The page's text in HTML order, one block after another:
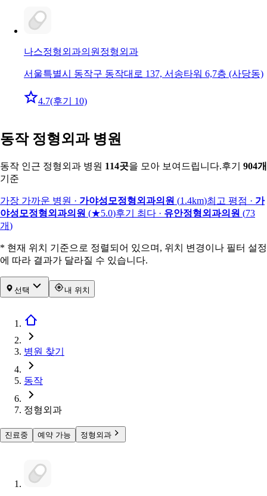
나스정형외과의원 정형외과
서울특별시 동작구 동작대로 137, 서송타워 6,7층 (사당동)
4.7(후기 10)
동작 정형외과 병원
동작 인근 정형외과 병원 114곳을 모아 보여드립니다.후기 904개
기준
가장 가까운 병원 · 가야성모정형외과의원 (1.4km)최고 평점 · 가
야성모정형외과의원 (★5.0)후기 최다 · 유안정형외과의원 (73
개)
* 현재 위치 기준으로 정렬되어 있으며, 위치 변경이나 필터 설정
에 따라 결과가 달라질 수 있습니다.
선택 내 위치
병원 찾기
동작
정형외과
진료중 예약 가능 정형외과